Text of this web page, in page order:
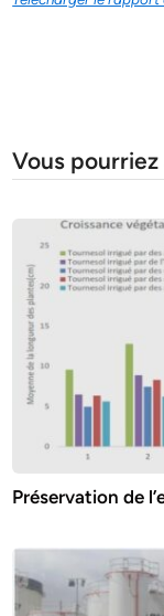
Vous pourriez
Préservation de